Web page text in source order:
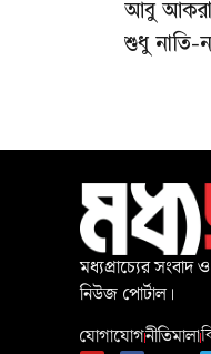
আবু
শুধু নাতি-
মধ্যপ্রাচ্যের সংবাদ
নিউজ পোর্টাল।
যোগাযোগনীতিমালা